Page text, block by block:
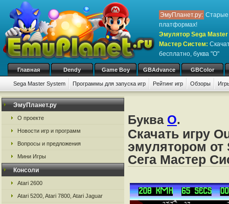
ЭмуПланет.ру: Старые
платформах!
Эмулятор Sega Master
Мастер Систем:
бесплатно, буква "O"
Главная Dendy Game Boy GBAdvance GBColor
Sega Master System Программы для запуска игр Рейтинг игр Обзоры
ЭмуПланет.ру
О проекте
Новости игр и программ
Вопросы и предложения
Мини Игры
Консоли
Atari 2600
Atari 5200, Atari 7800, Atari Jaguar
Буква O.
Скачать игру
эмулятором от
Сега Мастер